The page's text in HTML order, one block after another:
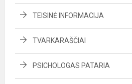
TEISINĖ INFORMACIJA
TVARKARAŠČIAI
PSICHOLOGAS PATARIA